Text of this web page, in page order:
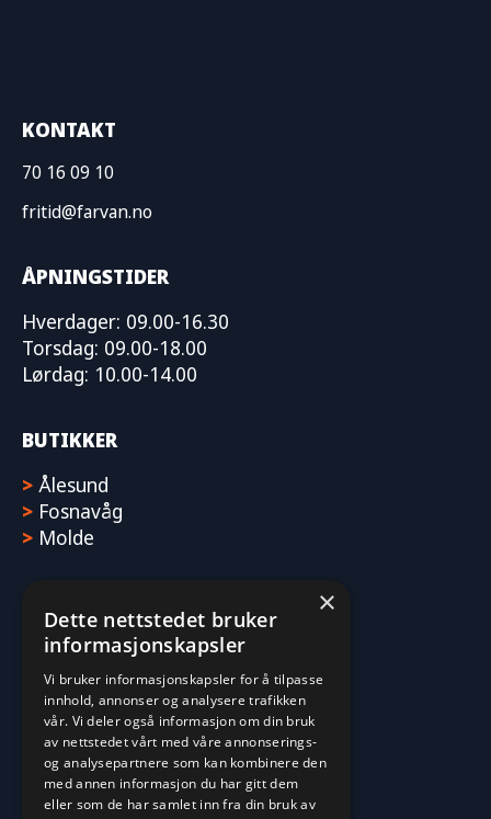
KONTAKT
70 16 09 10
fritid@farvan.no
ÅPNINGSTIDER
Hverdager: 09.00-16.30
Torsdag: 09.00-18.00
Lørdag: 10.00-14.00
BUTIKKER
> Ålesund
> Fosnavåg
> Molde
×
Dette nettstedet bruker
informasjonskapsler
Vi bruker informasjonskapsler for å tilpasse
innhold, annonser og analysere trafikken
vår. Vi deler også informasjon om din bruk
av nettstedet vårt med våre annonserings-
og analysepartnere som kan kombinere den
med annen informasjon du har gitt dem
eller som de har samlet inn fra din bruk av